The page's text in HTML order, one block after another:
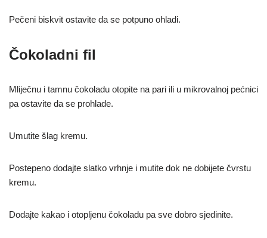
Pečeni biskvit ostavite da se potpuno ohladi.
Čokoladni fil
Mliječnu i tamnu čokoladu otopite na pari ili u mikrovalnoj pećnici
pa ostavite da se prohlade.
Umutite šlag kremu.
Postepeno dodajte slatko vrhnje i mutite dok ne dobijete čvrstu
kremu.
Dodajte kakao i otopljenu čokoladu pa sve dobro sjedinite.